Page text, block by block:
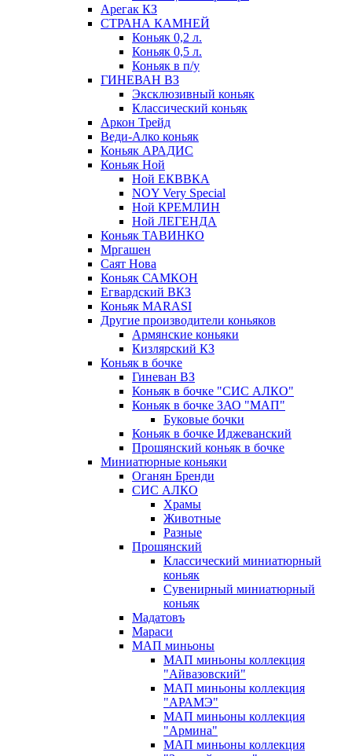
Арегак КЗ
СТРАНА КАМНЕЙ
Коньяк 0,2 л.
Коньяк 0,5 л.
Коньяк в п/у
ГИНЕВАН ВЗ
Эксклюзивный коньяк
Классический коньяк
Аркон Трейд
Веди-Алко коньяк
Коньяк АРАДИС
Коньяк Ной
Ной ЕКВВКА
NOY Very Special
Ной КРЕМЛИН
Ной ЛЕГЕНДА
Коньяк ТАВИНКО
Мргашен
Саят Нова
Коньяк САМКОН
Егвардский ВКЗ
Коньяк MARASI
Другие производители коньяков
Армянские коньяки
Кизлярский КЗ
Коньяк в бочке
Гиневан ВЗ
Коньяк в бочке "СИС АЛКО"
Коньяк в бочке ЗАО "МАП"
Буковые бочки
Коньяк в бочке Иджеванский
Прошянский коньяк в бочке
Миниатюрные коньяки
Оганян Бренди
СИС АЛКО
Храмы
Животные
Разные
Прошянский
Классический миниатюрный
коньяк
Сувенирный миниатюрный
коньяк
Мадатовъ
Мараси
МАП миньоны
МАП миньоны коллекция
"Айвазовский"
МАП миньоны коллекция
"АРАМЭ"
МАП миньоны коллекция
"Армина"
МАП миньоны коллекция